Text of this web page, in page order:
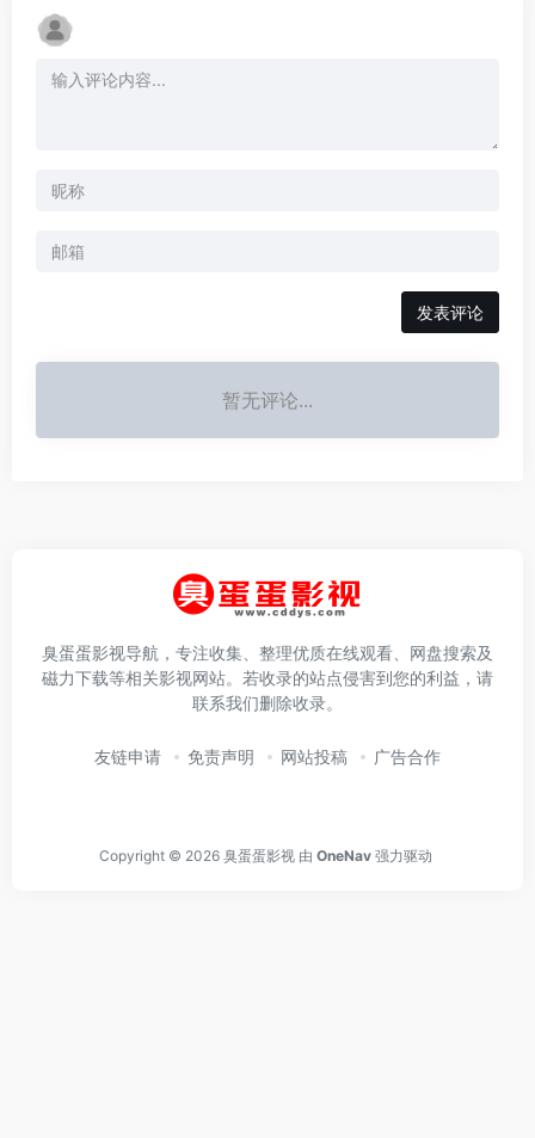
发表评论
暂无评论...
臭蛋蛋影视导航，专注收集、整理优质在线观看、网盘搜索及
磁力下载等相关影视网站。若收录的站点侵害到您的利益，请
联系我们删除收录。
友链申请 免责声明 网站投稿 广告合作
Copyright © 2026 臭蛋蛋影视 由 OneNav 强力驱动